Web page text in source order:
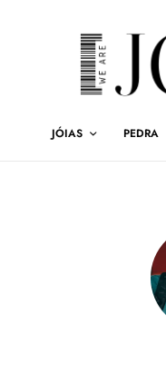
JÓIAS PEDRA